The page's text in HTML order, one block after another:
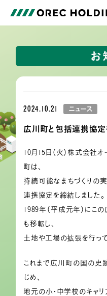
お
2024.10.21 ニュース
広川町と包括連携協
10月15日（火）株式会社
町は、
持続可能なまちづくりの
連携協定を締結しました。
1989年（平成元年）にこ
も移転し、
土地や工場の拡張を行って
これまで広川町の国の史
じめ、
地元の小・中学校のキャ